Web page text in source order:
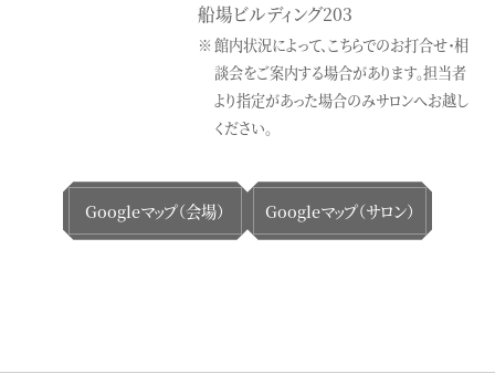
船場ビルディング203
館内状況によって、こちらでのお打合せ・相
談会をご案内する場合があります。担当者
より指定があった場合のみサロンへお越し
ください。
Googleマップ（会場） Googleマップ（サロン）